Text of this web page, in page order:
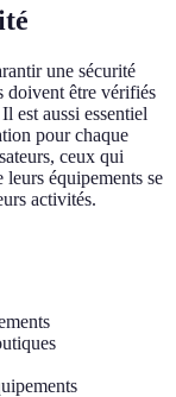
une sécurité
doivent être vérifiés
est aussi essentiel
pour chaque
ceux qui
équipements se
activités.